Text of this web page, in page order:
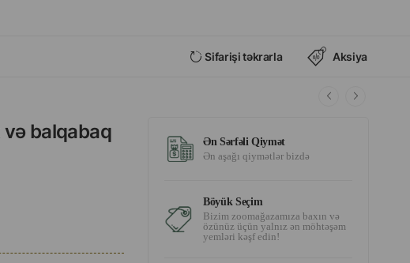
Sifarişi təkrarla Aksiya
balqabaq
Ən Sərfəli Qiymət
Ən aşağı qiymətlər bizdə
Böyük Seçim
Bizim zoomağazamıza baxın və
özünüz üçün yalnız ən möhtəşəm
yemləri kəşf edin!